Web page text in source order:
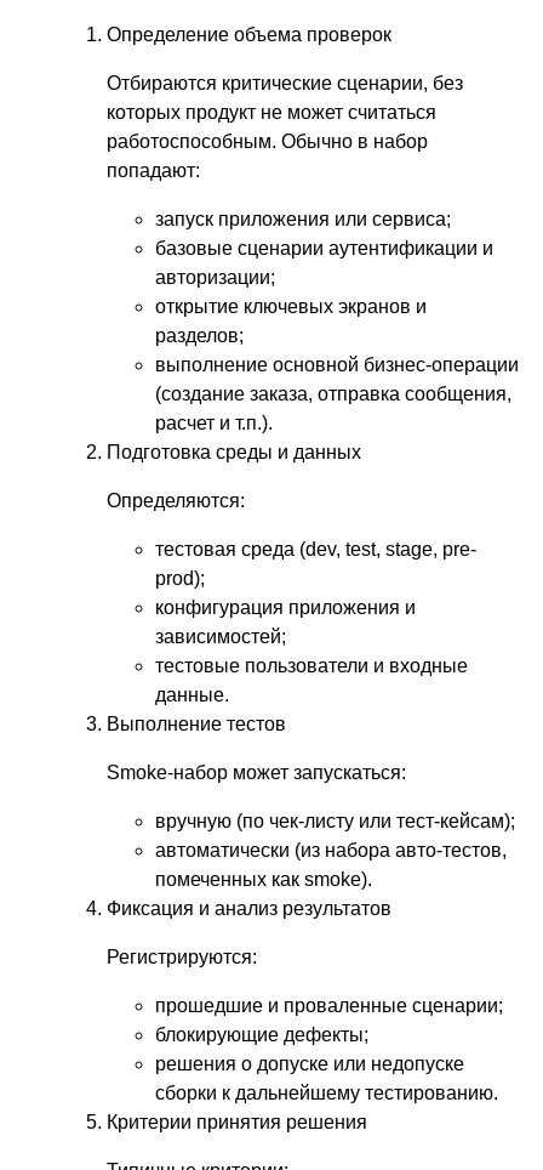
Определение объема проверок
Отбираются критические сценарии, без
которых продукт не может считаться
работоспособным. Обычно в набор
попадают:
запуск приложения или сервиса;
базовые сценарии аутентификации и
авторизации;
открытие ключевых экранов и
разделов;
выполнение основной бизнес-операции
(создание заказа, отправка сообщения,
расчет и т.п.).
Подготовка среды и данных
Определяются:
тестовая среда (dev, test, stage, pre-
prod);
конфигурация приложения и
зависимостей;
тестовые пользователи и входные
данные.
Выполнение тестов
Smoke-набор может запускаться:
вручную (по чек-листу или тест-кейсам);
автоматически (из набора авто-тестов,
помеченных как smoke).
Фиксация и анализ результатов
Регистрируются:
прошедшие и проваленные сценарии;
блокирующие дефекты;
решения о допуске или недопуске
сборки к дальнейшему тестированию.
Критерии принятия решения